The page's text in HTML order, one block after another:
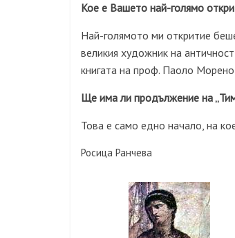
Кое е Вашето най-голямо
Най-голямото ми откритие
великия художник на
книгата на проф. Паоло
Ще има ли продължение на
Това е само едно начало, на
Росица Ранчева